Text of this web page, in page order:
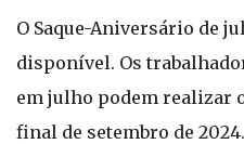
O Saque-Aniversário de
disponível. Os
em julho podem realizar
final de setembro de 2024.